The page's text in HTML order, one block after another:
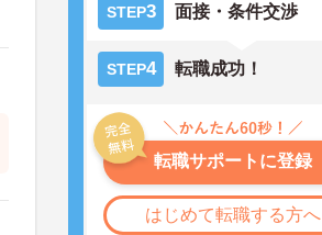
STEP3 面接・条件交渉
STEP4 転職成功！
転職サポートに登録
はじめて転職する方へ